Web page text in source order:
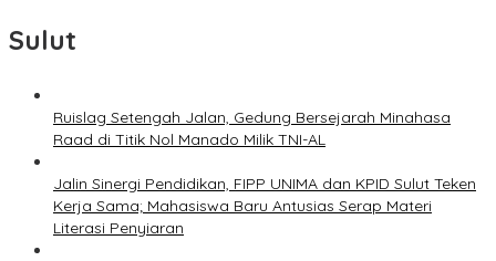
Sulut
Ruislag Setengah Jalan, Gedung Bersejarah Minahasa
Raad di Titik Nol Manado Milik TNI-AL
Jalin Sinergi Pendidikan, FIPP UNIMA dan KPID Sulut Teken
Kerja Sama; Mahasiswa Baru Antusias Serap Materi
Literasi Penyiaran